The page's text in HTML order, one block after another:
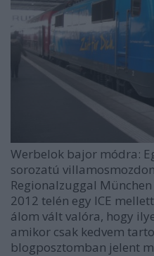
Werbelok bajor módra:
sorozatú
Regionalzuggal
2012 telén egy ICE
álom vált valóra, hogy
amikor csak kedvem
blogposztomban jelent